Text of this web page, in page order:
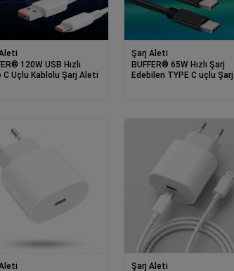
120W USB Hızlı
C Uçlu Kablolu Şarj Aleti
Şarj Aleti
BUFFER® 65W Hızlı Şarj
Edebilen TYPE C uçlu Şarj
Şarj Aleti